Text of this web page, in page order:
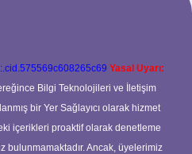
Yasal Uyarı:
Bilgi Teknolojileri ve İletişim
bir Yer Sağlayıcı olarak hizmet
içerikleri proaktif olarak denetleme
bulunmamaktadır. Ancak, üyelerimiz